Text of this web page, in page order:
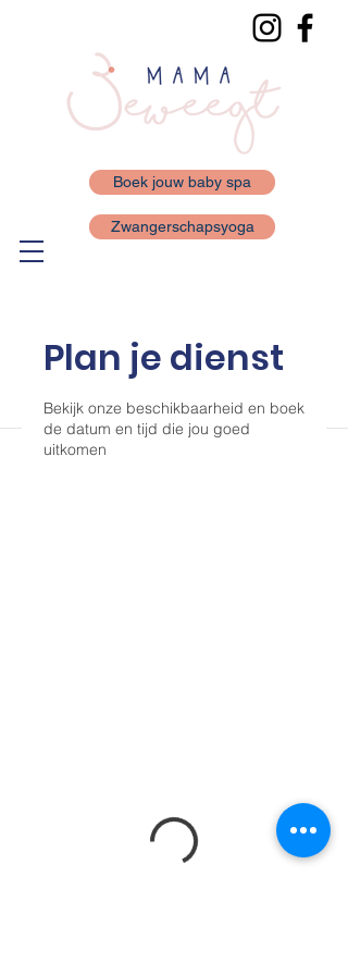
Boek jouw baby spa
Zwangerschapsyoga
Plan je dienst
Bekijk onze beschikbaarheid en boek
de datum en tijd die jou goed
uitkomen